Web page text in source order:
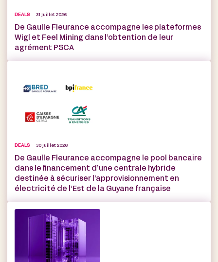
DEALS 31 juillet 2026
De Gaulle Fleurance accompagne les plateformes
Wigl et Feel Mining dans l’obtention de leur
agrément PSCA
DEALS 30 juillet 2026
De Gaulle Fleurance accompagne le pool bancaire
dans le financement d’une centrale hybride
destinée à sécuriser l’approvisionnement en
électricité de l’Est de la Guyane française